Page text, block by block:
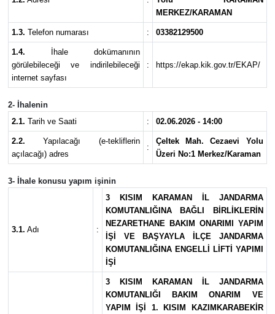
MERKEZ/KARAMAN
1.3. Telefon numarası : 03382129500
1.4. İhale dokümanının
görülebileceği ve indirilebileceği
internet sayfası
: https://ekap.kik.gov.tr/EKAP/
2- İhalenin
2.1. Tarih ve Saati : 02.06.2026 - 14:00
2.2. Yapılacağı (e-tekliflerin
açılacağı) adres
:
Çeltek Mah. Cezaevi Yolu
Üzeri No:1 Merkez/Karaman
3- İhale konusu yapım işinin
3.1. Adı :
3 KISIM KARAMAN İL JANDARMA
KOMUTANLIĞINA BAĞLI BİRLİKLERİN
NEZARETHANE BAKIM ONARIMI YAPIM
İŞİ VE BAŞYAYLA İLÇE JANDARMA
KOMUTANLIĞINA ENGELLİ LİFTİ YAPIMI
İŞİ
3 KISIM KARAMAN İL JANDARMA
KOMUTANLIĞI BAKIM ONARIM VE
YAPIM İŞİ 1. KISIM KAZIMKARABEKİR